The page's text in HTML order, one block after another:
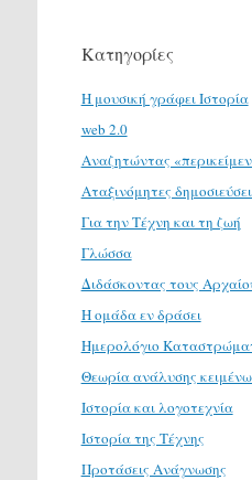
Κατηγορίες
H μουσική γράφει Ιστορία
web 2.0
Αναζητώντας
Αταξινόμητες
Για την Τέχνη και τη ζωή
Γλώσσα
Διδάσκοντας τους
Η ομάδα εν δράσει
Ημερολόγιο
Θεωρία ανάλυσης
Ιστορία και λογοτεχνία
Ιστορία της Τέχνης
Προτάσεις Ανάγνωσης